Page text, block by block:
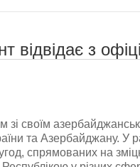
відвідає з
зі своїм
та Азербайджану. У
спрямованих на